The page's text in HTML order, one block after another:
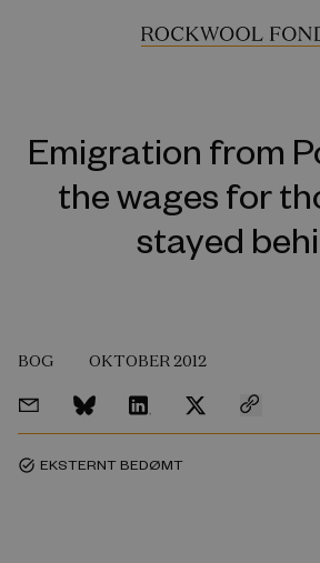
Emigration from
the wages for
stayed
BOG OKTOBER 2012
task_alt EKSTERNT BEDØMT